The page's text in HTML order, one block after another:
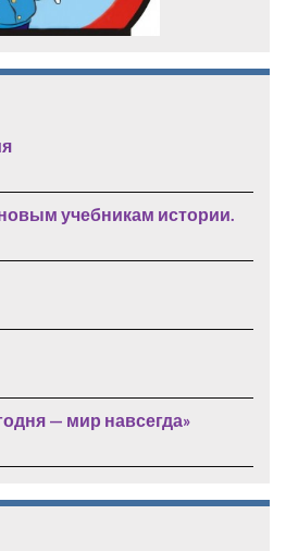
учебникам истории.
— мир навсегда»